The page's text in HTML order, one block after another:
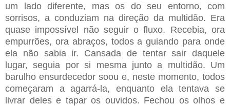
um lado diferente, mas os do seu entorno, com
sorrisos, a conduziam na direção da multidão. Era
quase impossível não seguir o fluxo. Recebia, ora
empurrões, ora abraços, todos a guiando para onde
ela não sabia ir. Cansada de tentar sair daquele
lugar, seguia por si mesma junto a multidão. Um
barulho ensurdecedor soou e, neste momento, todos
começaram a agarrá-la, enquanto ela tentava se
livrar deles e tapar os ouvidos. Fechou os olhos e